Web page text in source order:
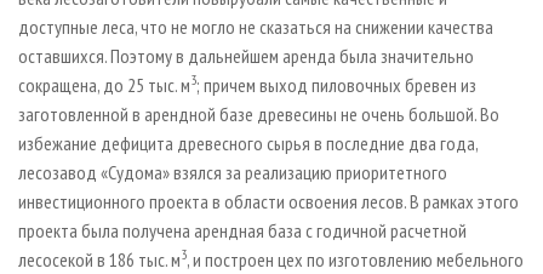
доступные леса, что не могло не сказаться на снижении качества
оставшихся. Поэтому в дальнейшем аренда была значительно
сокращена, до 25 тыс. м3; причем выход пиловочных бревен из
заготовленной в арендной базе древесины не очень большой. Во
избежание дефицита древесного сырья в последние два года,
лесозавод «Судома» взялся за реализацию приоритетного
инвестиционного проекта в области освоения лесов. В рамках этого
проекта была получена арендная база с годичной расчетной
лесосекой в 186 тыс. м3, и построен цех по изготовлению мебельного